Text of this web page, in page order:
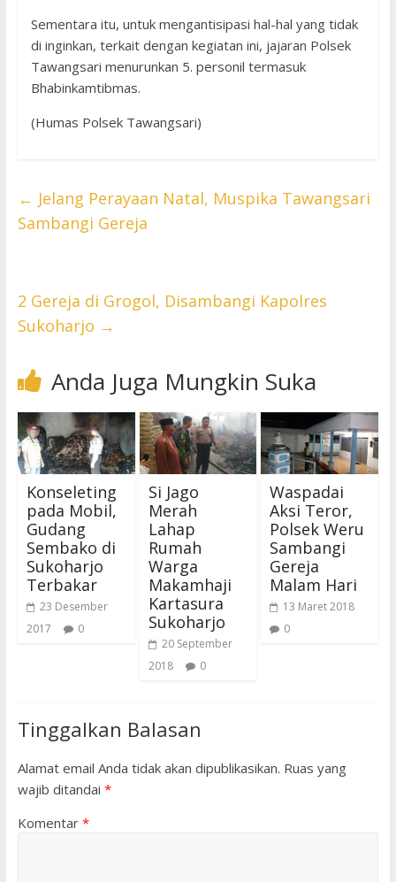
Sementara itu, untuk mengantisipasi hal-hal yang tidak
di inginkan, terkait dengan kegiatan ini, jajaran Polsek
Tawangsari menurunkan 5. personil termasuk
Bhabinkamtibmas.
(Humas Polsek Tawangsari)
← Jelang Perayaan Natal, Muspika Tawangsari
Sambangi Gereja
2 Gereja di Grogol, Disambangi Kapolres
Sukoharjo →
Anda Juga Mungkin Suka
Konseleting
pada Mobil,
Gudang
Sembako di
Sukoharjo
Terbakar
23 Desember
2017
0
Si Jago
Merah
Lahap
Rumah
Warga
Makamhaji
Kartasura
Sukoharjo
20 September
2018
0
Waspadai
Aksi Teror,
Polsek Weru
Sambangi
Gereja
Malam Hari
13 Maret 2018
0
Tinggalkan Balasan
Alamat email Anda tidak akan dipublikasikan. Ruas yang
wajib ditandai *
Komentar *